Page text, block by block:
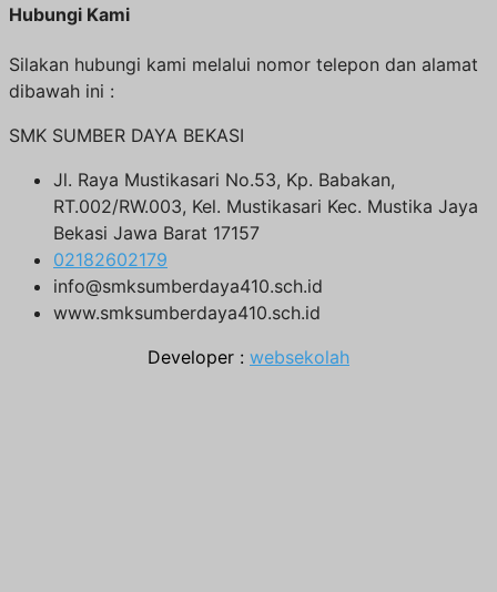
Hubungi Kami
Silakan hubungi kami melalui nomor telepon dan alamat
dibawah ini :
SMK SUMBER DAYA BEKASI
Jl. Raya Mustikasari No.53, Kp. Babakan,
RT.002/RW.003, Kel. Mustikasari Kec. Mustika Jaya
Bekasi Jawa Barat 17157
02182602179
info@smksumberdaya410.sch.id
www.smksumberdaya410.sch.id
Developer : websekolah